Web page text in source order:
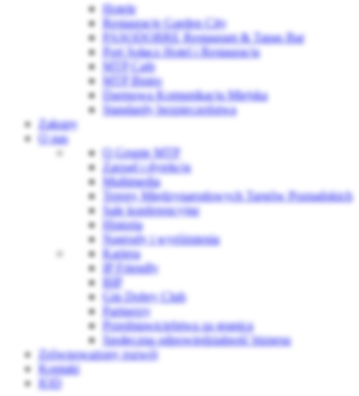
Hotele
Restauracje Garden City
PASODOBRE Restaurant & Tapas Bar
Port Sołacz Hotel i Restauracja
MTP Cafe
MTP Bistro
Darmowa Komunikacja Miejska
Standardy bezpieczeństwa
Zakupy
O nas
O Grupie MTP
Zarząd i dyrekcja
Multimedia
Tereny Międzynarodowych Targów Poznańskich
Sale konferencyjne
Historia
Nagrody i wyróżnienia
Kariera
IP Friendly
BIP
Gin Dobry Club
Partnerzy
Przedstawicielstwa za granicą
Społeczna odpowiedzialność biznesu
Zrównoważony rozwój
Kontakt
IOD